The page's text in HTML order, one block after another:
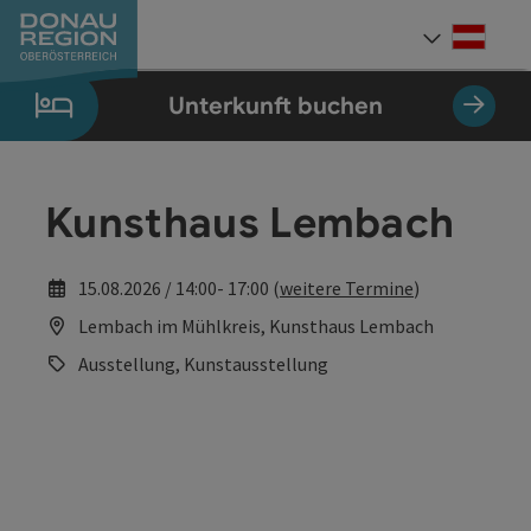
Zum Inhalt
Zur Navigation
Zum Seitenanfang
Zur Kontaktseite
Zum Impressum
Zur Startseite
Unterkunft buchen
Kunsthaus Lembach
15.08.2026 / 14:00- 17:00 (weitere Termine)
Lembach im Mühlkreis, Kunsthaus Lembach
Ausstellung, Kunstausstellung